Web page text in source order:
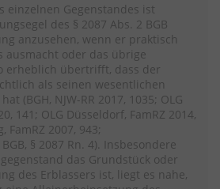
einzelnen Gegenstandes ist
des § 2087 Abs. 2 BGB
anzusehen, wenn er praktisch
ausmacht oder das übrige
erheblich übertrifft, dass der
als seinen wesentlichen
(BGH, NJW-RR 2017, 1035; OLG
141; OLG Düsseldorf, FamRZ 2014,
FamRZ 2007, 943;
§ 2087 Rn. 4). Insbesondere
das Grundstück oder
des Erblassers ist, liegt es nahe,